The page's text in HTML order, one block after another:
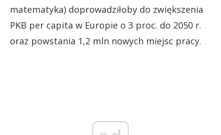
matematyka) doprowadziłoby do zwiększenia
PKB per capita w Europie o 3 proc. do 2050 r.
oraz powstania 1,2 mln nowych miejsc pracy.